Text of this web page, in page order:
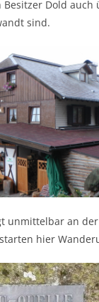
Besitzer Dold auch
sind.
unmittelbar an
hier